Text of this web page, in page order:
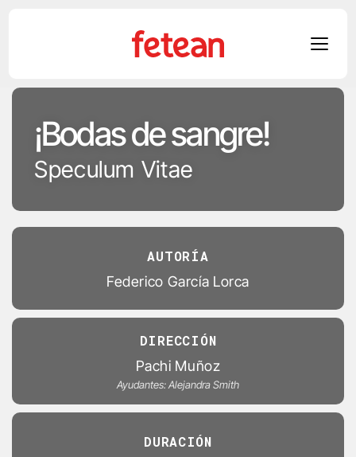
Skip
content¡Bodas de sangre!
Speculum Vitae
AUTORÍA
Federico García Lorca
DIRECCIÓN
Pachi Muñoz
Ayudantes: Alejandra Smith
DURACIÓN